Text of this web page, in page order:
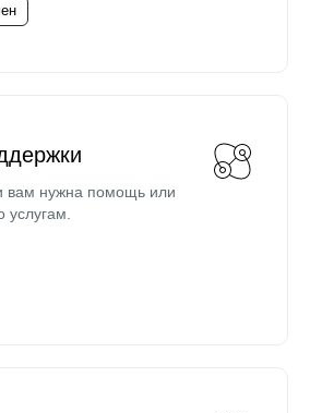
вам нужна помощь или
услугам.